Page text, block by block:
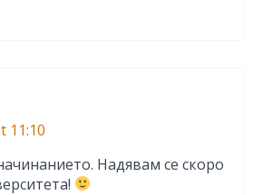
11:10
Надявам се скоро